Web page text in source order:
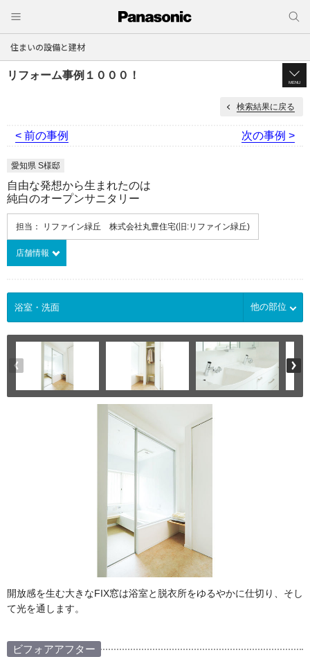
住まいの設備と建材
リフォーム事例１０００！
MENU
検索結果に戻る
< 前の事例 次の事例 >
愛知県 S様邸
自由な発想から生まれたのは
純白のオープンサニタリー
担当： リファイン緑丘 株式会社丸豊住宅(旧:リファイン緑丘)
店舗情報
他の部位
開放感を生む大きなFIX窓は浴室と脱衣所をゆるやかに仕切り、そし
て光を通します。
ビフォアアフター